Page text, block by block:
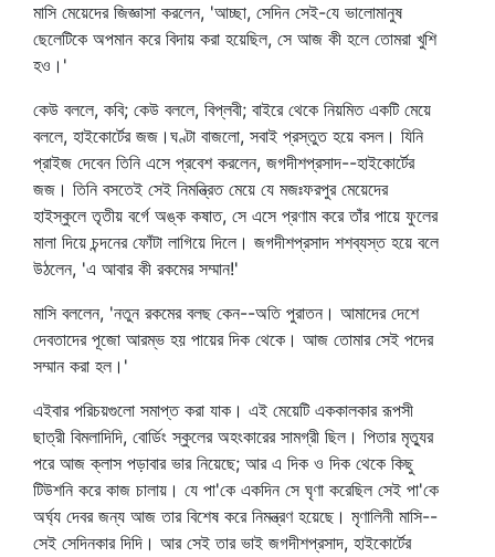
মাসি মেয়েদের জিজ্ঞাসা করলেন, 'আচ্ছা, সেদিন সেই-যে ভালোমানুষ
ছেলেটিকে অপমান করে বিদায় করা হয়েছিল, সে আজ কী হলে তোমরা খুশি
হও।'
কেউ বললে, কবি; কেউ বললে, বিপ্লবী; বাইরে থেকে নিয়মিত একটি মেয়ে
বললে, হাইকোর্টের জজ।ঘণ্টা বাজলো, সবাই প্রস্তুত হয়ে বসল। যিনি
প্রাইজ দেবেন তিনি এসে প্রবেশ করলেন, জগদীশপ্রসাদ--হাইকোর্টের
জজ। তিনি বসতেই সেই নিমন্ত্রিত মেয়ে যে মজঃফরপুর মেয়েদের
হাইস্কুলে তৃতীয় বর্গে অঙ্ক কষাত, সে এসে প্রণাম করে তাঁর পায়ে ফুলের
মালা দিয়ে চন্দনের ফোঁটা লাগিয়ে দিলে। জগদীশপ্রসাদ শশব্যস্ত হয়ে বলে
উঠলেন, 'এ আবার কী রকমের সম্মান!'
মাসি বললেন, 'নতুন রকমের বলছ কেন--অতি পুরাতন। আমাদের দেশে
দেবতাদের পূজো আরম্ভ হয় পায়ের দিক থেকে। আজ তোমার সেই পদের
সম্মান করা হল।'
এইবার পরিচয়গুলো সমাপ্ত করা যাক। এই মেয়েটি এককালকার রূপসী
ছাত্রী বিমলাদিদি, বোর্ডিং স্কুলের অহংকারের সামগ্রী ছিল। পিতার মৃত্যুর
পরে আজ ক্লাস পড়াবার ভার নিয়েছে; আর এ দিক ও দিক থেকে কিছু
টিউশনি করে কাজ চালায়। যে পা'কে একদিন সে ঘৃণা করেছিল সেই পা'কে
অর্ঘ্য দেবর জন্য আজ তার বিশেষ করে নিমন্ত্রণ হয়েছে। মৃণালিনী মাসি--
সেই সেদিনকার দিদি। আর সেই তার ভাই জগদীশপ্রসাদ, হাইকোর্টের